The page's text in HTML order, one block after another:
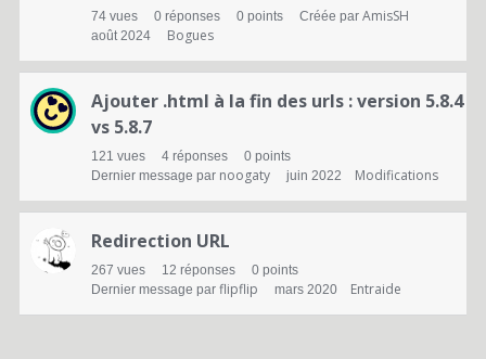
d
i
s
u
s
i
74 vues 0 réponses 0 points Créée par AmisSH
août 2024 Bogues
Ajouter .html à la fin des urls : version 5.8.4
vs 5.8.7
121 vues 4 réponses 0 points
Dernier message par noogaty juin 2022 Modifications
Redirection URL
267 vues 12 réponses 0 points
Dernier message par flipflip mars 2020 Entraide